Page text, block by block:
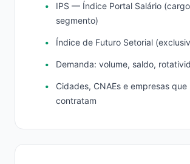
IPS — Índice Portal Salário
segmento)
Índice de Futuro Setorial
Demanda: volume, saldo,
Cidades, CNAEs e empresas que
contratam